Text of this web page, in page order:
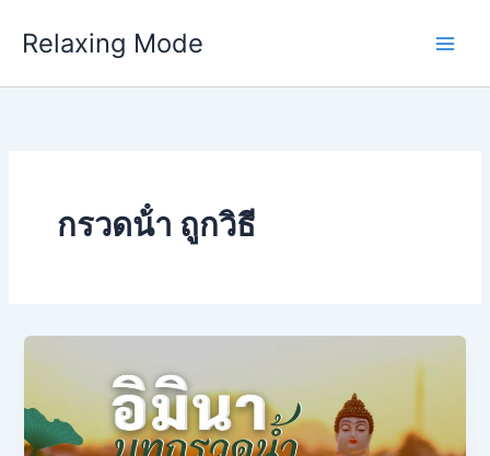
Relaxing Mode
กรวดน้ํา ถูกวิธี